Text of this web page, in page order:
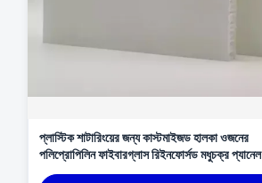
প্লাস্টিক শাটারিংয়ের জন্য কাস্টমাইজড হালকা ওজনের
পলিপ্রোপিলিন ফাইবারগ্লাস রিইনফোর্সড মধুচক্র প্যানেল